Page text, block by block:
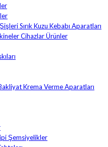
Sırık Kuzu Kebabı Aparatları
Cihazlar Ürünler
Krema Verme Aparatları
Şemsiyelikler